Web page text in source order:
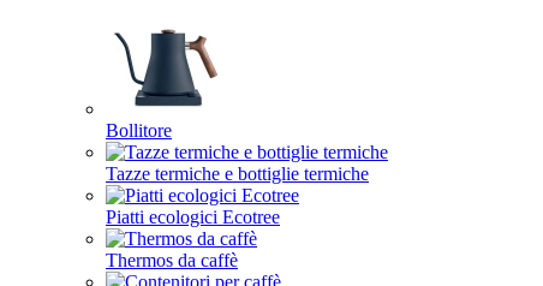
Bollitore
Tazze termiche e bottiglie termiche
Piatti ecologici Ecotree
Thermos da caffè